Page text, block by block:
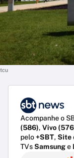
tcu
Acompanhe o
(586), Vivo
pelo+SBT, Site
TVsSamsunge